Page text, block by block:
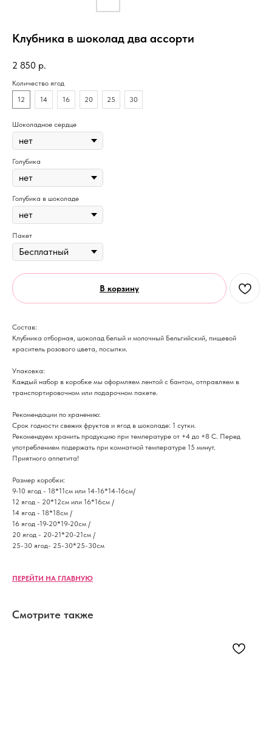
Клубника в шоколад два ассорти
2 850 р.
Количество ягод
12
14 16 20 25 30
Шоколадное сердце
Голубика
Голубика в шоколаде
Пакет
В корзину
Состав:
Клубника отборная, шоколад белый и молочный Бельгийский, пищевой
краситель розового цвета, посыпки.
Упаковка:
Каждый набор в коробке мы оформляем лентой с бантом, отправляем в
транспортировочном или подарочном пакете.
Рекомендации по хранению:
Срок годности свежих фруктов и ягод в шоколаде: 1 сутки.
Рекомендуем хранить продукцию при температуре от +4 до +8 С. Перед
употреблением подержать при комнатной температуре 15 минут.
​Приятного аппетита!
Размер коробки:
9-10 ягод - 18*11см или 14-16*14-16см/
12 ягод - 20*12см или 16*16см /
14 ягод - 18*18см /
16 ягод -19-20*19-20см /
20 ягод - 20-21*20-21см /
25-30 ягод- 25-30*25-30см
ПЕРЕЙТИ НА ГЛАВНУЮ
Смотрите также